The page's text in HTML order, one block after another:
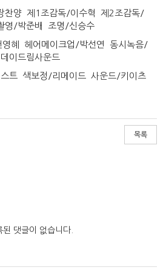
찬양 제1조감독/이수혁 제2조감독/
영/박준배 조명/신승수
혜 헤어메이크업/박선연 동시녹음/
데이드림사운드
트 색보정/리메이드 사운드/키이츠
목록
된 댓글이 없습니다.